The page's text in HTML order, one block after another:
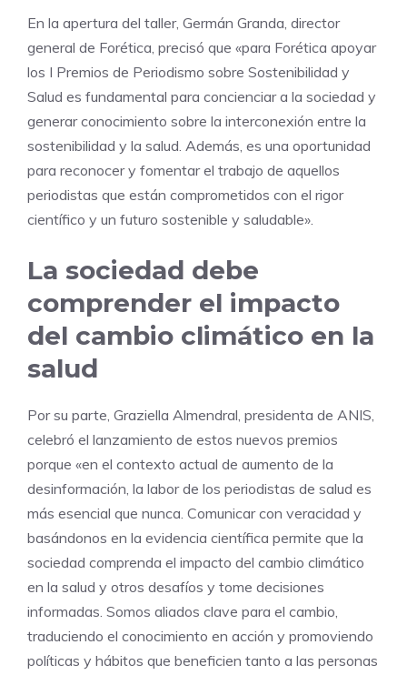
En la apertura del taller, Germán Granda, director
general de Forética, precisó que «para Forética apoyar
los I Premios de Periodismo sobre Sostenibilidad y
Salud es fundamental para concienciar a la sociedad y
generar conocimiento sobre la interconexión entre la
sostenibilidad y la salud. Además, es una oportunidad
para reconocer y fomentar el trabajo de aquellos
periodistas que están comprometidos con el rigor
científico y un futuro sostenible y saludable».
La sociedad debe
comprender el impacto
del cambio climático en la
salud
Por su parte, Graziella Almendral, presidenta de ANIS,
celebró el lanzamiento de estos nuevos premios
porque «en el contexto actual de aumento de la
desinformación, la labor de los periodistas de salud es
más esencial que nunca. Comunicar con veracidad y
basándonos en la evidencia científica permite que la
sociedad comprenda el impacto del cambio climático
en la salud y otros desafíos y tome decisiones
informadas. Somos aliados clave para el cambio,
traduciendo el conocimiento en acción y promoviendo
políticas y hábitos que beneficien tanto a las personas